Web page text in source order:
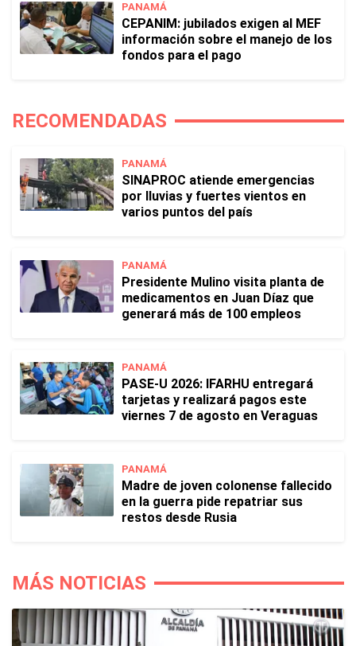
PANAMÁ
CEPANIM: jubilados exigen al MEF
información sobre el manejo de los
fondos para el pago
RECOMENDADAS
PANAMÁ
SINAPROC atiende emergencias
por lluvias y fuertes vientos en
varios puntos del país
PANAMÁ
Presidente Mulino visita planta de
medicamentos en Juan Díaz que
generará más de 100 empleos
PANAMÁ
PASE-U 2026: IFARHU entregará
tarjetas y realizará pagos este
viernes 7 de agosto en Veraguas
PANAMÁ
Madre de joven colonense fallecido
en la guerra pide repatriar sus
restos desde Rusia
MÁS NOTICIAS